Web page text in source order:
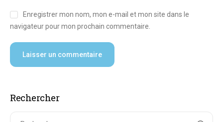
Enregistrer mon nom, mon e-mail et mon site dans le
navigateur pour mon prochain commentaire.
Rechercher